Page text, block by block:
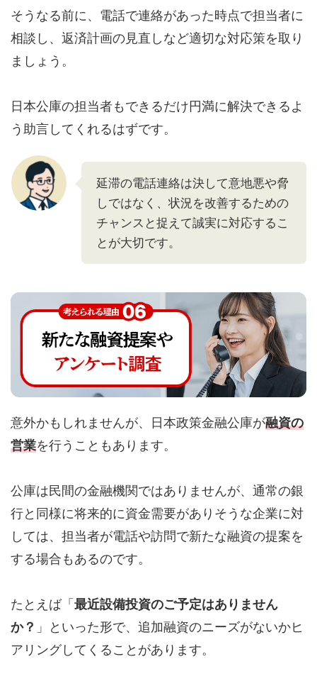
そうなる前に、電話で連絡があった時点で担当者に
相談し、返済計画の見直しなど適切な対応策を取り
ましょう。
日本公庫の担当者もできるだけ円満に解決できるよ
う助言してくれるはずです。
延滞の電話連絡は決して意地悪や脅
しではなく、状況を改善するための
チャンスと捉えて誠実に対応するこ
とが大切です。
意外かもしれませんが、日本政策金融公庫が融資の
営業を行うこともあります。
公庫は民間の金融機関ではありませんが、通常の銀
行と同様に将来的に資金需要がありそうな企業に対
しては、担当者が電話や訪問で新たな融資の提案を
する場合もあるのです。
たとえば「最近設備投資のご予定はありません
か？ 」といった形で、追加融資のニーズがないかヒ
アリングしてくることがあります。